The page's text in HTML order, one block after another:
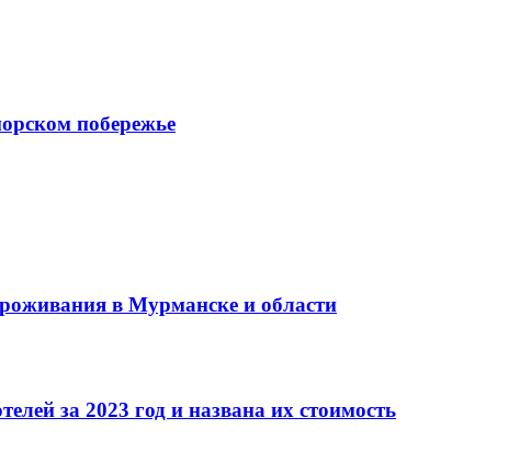
побережье
в Мурманске и области
за 2023 год и названа их стоимость